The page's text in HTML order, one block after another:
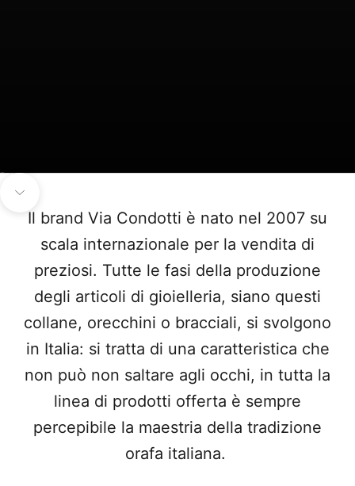
Il brand Via Condotti è nato nel 2007 su
scala internazionale per la vendita di
preziosi. Tutte le fasi della produzione
degli articoli di gioielleria, siano questi
collane, orecchini o bracciali, si svolgono
in Italia: si tratta di una caratteristica che
non può non saltare agli occhi, in tutta la
linea di prodotti offerta è sempre
percepibile la maestria della tradizione
orafa italiana.